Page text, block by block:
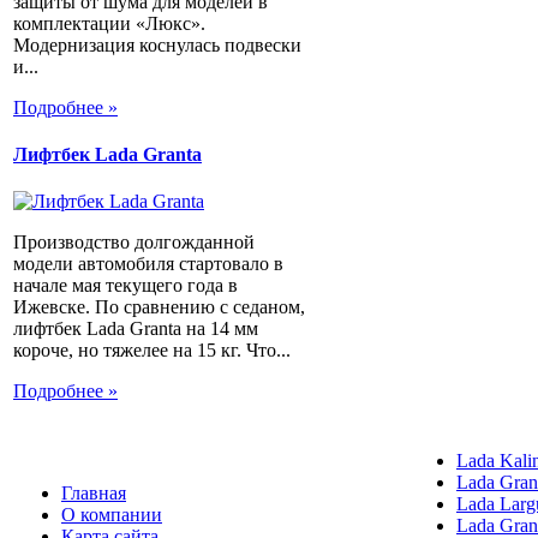
комплектации «Люкс».
Модернизация коснулась подвески
и...
Подробнее »
Лифтбек Lada Granta
Производство долгожданной
модели автомобиля стартовало в
начале мая текущего года в
Ижевске. По сравнению с седаном,
лифтбек Lada Granta на 14 мм
короче, но тяжелее на 15 кг. Что...
Подробнее »
Главная
О компании
Lada
Lada
Lada
Lada